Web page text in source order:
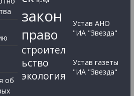
об
закон
право
строител
ьство
экология
Устав АНО
"ИА "Звезда"
Устав газеты
"ИА "Звезда"